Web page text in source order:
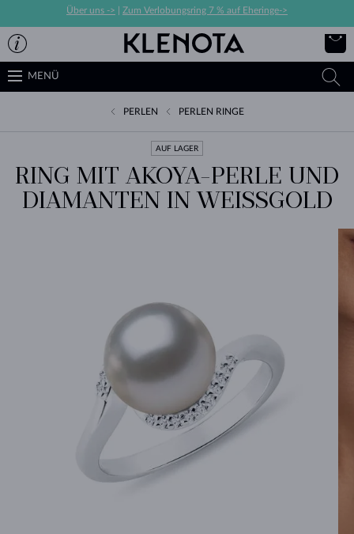
Über uns -> Zum Verlobungsring 7 % auf Eheringe->
MENÜ
PERLEN PERLEN RINGE
AUF LAGER
RING MIT AKOYA-PERLE UND
DIAMANTEN IN WEISSGOLD